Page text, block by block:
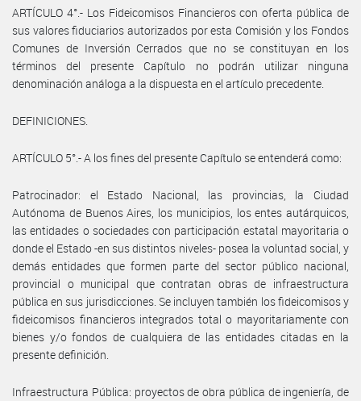
ARTÍCULO 4°.- Los Fideicomisos Financieros con oferta pública de
sus valores fiduciarios autorizados por esta Comisión y los Fondos
Comunes de Inversión Cerrados que no se constituyan en los
términos del presente Capítulo no podrán utilizar ninguna
denominación análoga a la dispuesta en el artículo precedente.
DEFINICIONES.
ARTÍCULO 5°.- A los fines del presente Capítulo se entenderá como:
Patrocinador: el Estado Nacional, las provincias, la Ciudad
Autónoma de Buenos Aires, los municipios, los entes autárquicos,
las entidades o sociedades con participación estatal mayoritaria o
donde el Estado -en sus distintos niveles- posea la voluntad social, y
demás entidades que formen parte del sector público nacional,
provincial o municipal que contratan obras de infraestructura
pública en sus jurisdicciones. Se incluyen también los fideicomisos y
fideicomisos financieros integrados total o mayoritariamente con
bienes y/o fondos de cualquiera de las entidades citadas en la
presente definición.
Infraestructura Pública: proyectos de obra pública de ingeniería, de